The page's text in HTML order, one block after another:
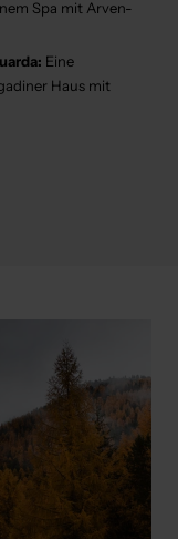
Spa mit Arven-
Eine
Haus mit